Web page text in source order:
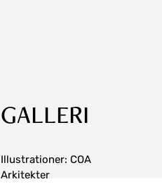
GALLERI
Illustrationer: COA
Arkitekter